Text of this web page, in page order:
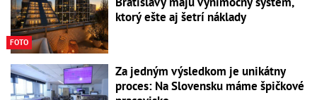
FOTO
ktorý ešte aj šetrí náklady
Za jedným výsledkom je unikátny
proces: Na Slovensku máme špičkové